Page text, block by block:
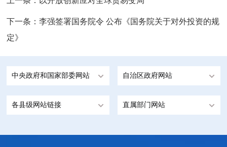
下一条：李强签署国务院令 公布《国务院关于对外投资的规
定》
中央政府和国家部委网站 自治区政府网站
各县级网站链接 直属部门网站